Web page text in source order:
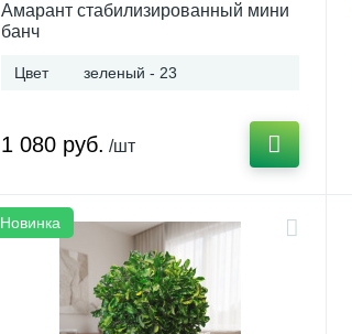
Амарант стабилизированный мини
банч
Цвет зеленый - 23
1 080 руб. /шт
Новинка